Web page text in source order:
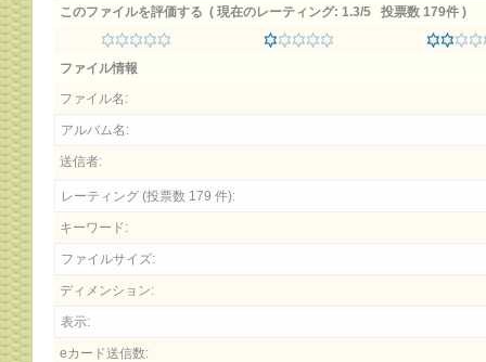
このファイルを評価する ( 現在のレーティング: 1.3/5 投票数 179件 )
ファイル情報
ファイル名:
アルバム名:
送信者:
レーティング (投票数 179 件):
キーワード:
ファイルサイズ:
ディメンション:
表示:
eカード送信数: